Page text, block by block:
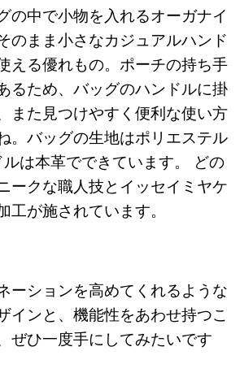
の中で小物を入れるオーガナイ
のまま小さなカジュアルハンド
える優れもの。ポーチの持ち手
るため、バッグのハンドルに掛
また見つけやすく便利な使い方
。バッグの生地はポリエステル
は本革でできています。 どの
ークな職人技とイッセイミヤケ
が施されています。
ーションを高めてくれるような
インと、機能性をあわせ持つこ
ぜひ一度手にしてみたいです